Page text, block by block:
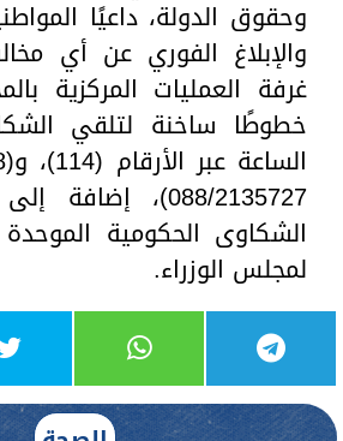
وحقوق الدولة، داعيًا
والإبلاغ الفوري عن أي
غرفة العمليات المركزية
خطوطًا ساخنة لتلقي
088/2135727)،
لمجلس الوزراء.